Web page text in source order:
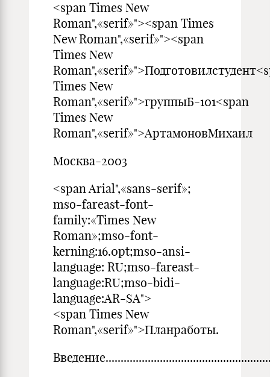
<span Times New
Roman",«serif»"><span Times
New Roman",«serif»"><span
Times New
Times New
Roman",«serif»">группыБ-101<span
Times New
Roman",«serif»">АртамоновМихаил
Москва-2003
<span Arial",«sans-serif»;
mso-fareast-font-
family:«Times New
Roman»;mso-font-
kerning:16.0pt;mso-ansi-
language: RU;mso-fareast-
language:RU;mso-bidi-
language:AR-SA">
<span Times New
Roman",«serif»">Планработы.